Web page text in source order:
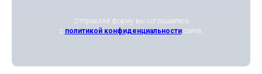
Отправляя форму вы соглашаетесь
с политикой конфиденциальности сайта.